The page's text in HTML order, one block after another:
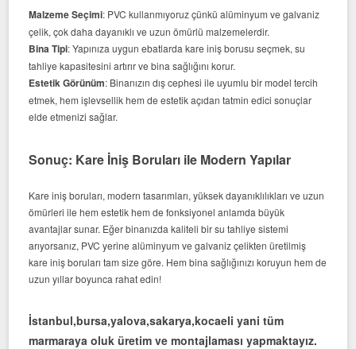
Malzeme Seçimi: PVC kullanmıyoruz çünkü alüminyum ve galvaniz
çelik, çok daha dayanıklı ve uzun ömürlü malzemelerdir.
Bina Tipi: Yapınıza uygun ebatlarda kare iniş borusu seçmek, su
tahliye kapasitesini artırır ve bina sağlığını korur.
Estetik Görünüm: Binanızın dış cephesi ile uyumlu bir model tercih
etmek, hem işlevsellik hem de estetik açıdan tatmin edici sonuçlar
elde etmenizi sağlar.
Sonuç: Kare İniş Boruları ile Modern Yapılar
Kare iniş boruları, modern tasarımları, yüksek dayanıklılıkları ve uzun
ömürleri ile hem estetik hem de fonksiyonel anlamda büyük
avantajlar sunar. Eğer binanızda kaliteli bir su tahliye sistemi
arıyorsanız, PVC yerine alüminyum ve galvaniz çelikten üretilmiş
kare iniş boruları tam size göre. Hem bina sağlığınızı koruyun hem de
uzun yıllar boyunca rahat edin!
İstanbul,bursa,yalova,sakarya,kocaeli yani tüm
marmaraya oluk üretim ve montajlaması yapmaktayız.